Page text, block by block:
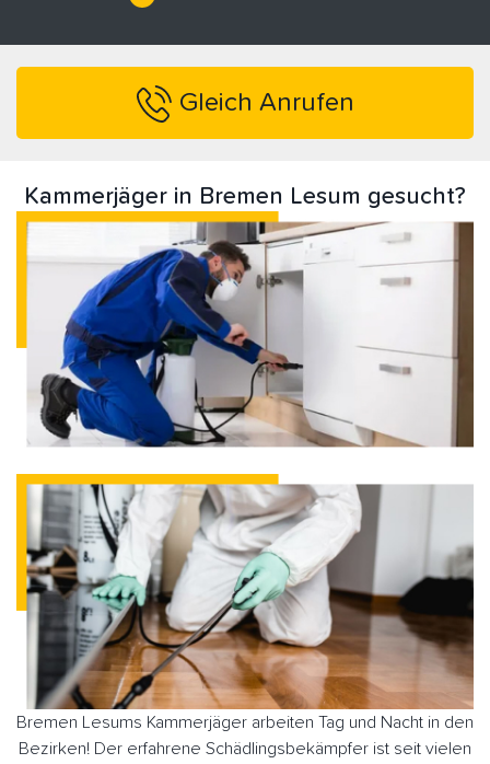
Gleich Anrufen
Kammerjäger in Bremen Lesum gesucht?
Bremen Lesums Kammerjäger arbeiten Tag und Nacht in den
Bezirken! Der erfahrene Schädlingsbekämpfer ist seit vielen